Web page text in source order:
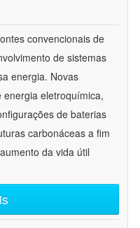
convencionais de
de sistemas
energia. Novas
eletroquímica,
de baterias
carbonáceas a fim
da vida útil